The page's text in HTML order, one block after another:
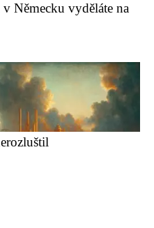
Německu vyděláte na